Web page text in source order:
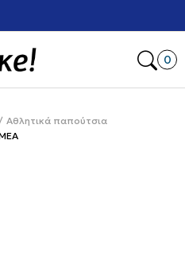
0
Αθλητικά παπούτσια